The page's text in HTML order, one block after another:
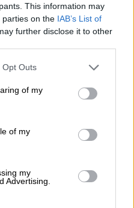
This information may
parties on the IAB’s List of
further disclose it to other
Opt Outs
of my
of my
my
Advertising.
de trabajo, con 49
operativos que
La línea que
presupuestaria es
20.319 millones de
la mitad.
Para la Igualdad